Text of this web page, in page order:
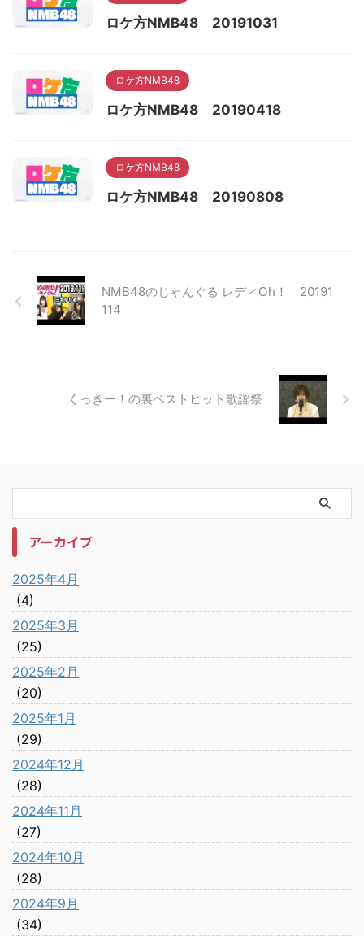
ロケ方NMB48 20191031
ロケ方NMB48
ロケ方NMB48 20190418
ロケ方NMB48
ロケ方NMB48 20190808
NMB48のじゃんぐる レディOh！ 20191
114
くっきー！の裏ベストヒット歌謡祭
アーカイブ
2025年4月
(4)
2025年3月
(25)
2025年2月
(20)
2025年1月
(29)
2024年12月
(28)
2024年11月
(27)
2024年10月
(28)
2024年9月
(34)